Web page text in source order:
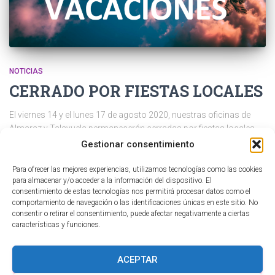
Gestionar consentimiento
Para ofrecer las mejores experiencias, utilizamos tecnologías como las cookies
para almacenar y/o acceder a la información del dispositivo. El
consentimiento de estas tecnologías nos permitirá procesar datos como el
comportamiento de navegación o las identificaciones únicas en este sitio. No
consentir o retirar el consentimiento, puede afectar negativamente a ciertas
características y funciones.
ACEPTAR
NOTICIAS
CERRADO POR FIESTAS LOCALES
El viernes 14 y el lunes 17 de agosto 2020, nuestras oficinas de
Almaraz y Talayuela permanecerán cerradas por fiestas locales.
La situación provocada por el COVID-19 y la declaración del
Estado de Alarma hizo que se prohibieran las celebraciones de
verbenas y fiestas populares, por lo que no se pudieron organizar
Leer más
PorSM ASESORES ARAÑUELO, S.L., hace6 años